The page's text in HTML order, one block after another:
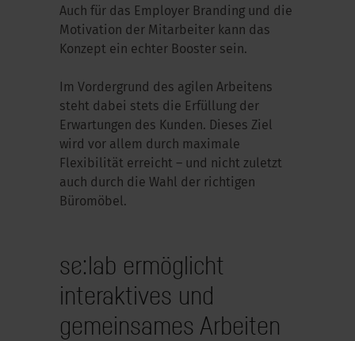
Auch für das Employer Branding und die
Motivation der Mitarbeiter kann das
Konzept ein echter Booster sein.
Im Vordergrund des agilen Arbeitens
steht dabei stets die Erfüllung der
Erwartungen des Kunden. Dieses Ziel
wird vor allem durch maximale
Flexibilität erreicht – und nicht zuletzt
auch durch die Wahl der richtigen
Büromöbel.
se:lab ermöglicht
interaktives und
gemeinsames Arbeiten